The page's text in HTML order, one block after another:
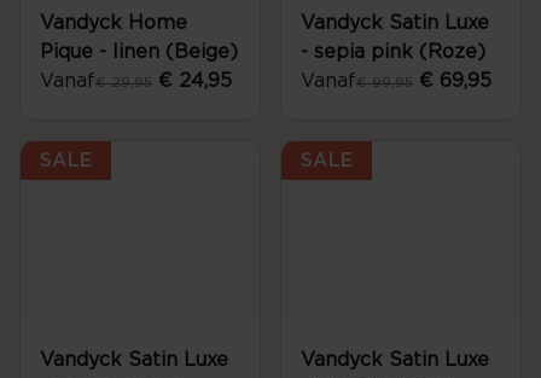
Vandyck Home
Pique - linen (Beige)
Vanaf€ 29,95 € 24,95
Vandyck Satin Luxe
- sepia pink (Roze)
Vanaf€ 99,95 € 69,95
SALE
Vandyck Satin Luxe
SALE
Vandyck Satin Luxe